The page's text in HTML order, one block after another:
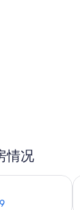
情况
8 - 8月 9